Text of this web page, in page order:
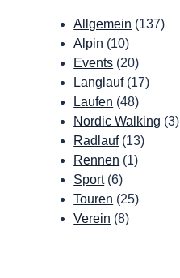
Allgemein (137)
Alpin (10)
Events (20)
Langlauf(17)
Laufen (48)
Nordic Walking (3)
Radlauf(13)
Rennen (1)
Sport(6)
Touren (25)
Verein (8)